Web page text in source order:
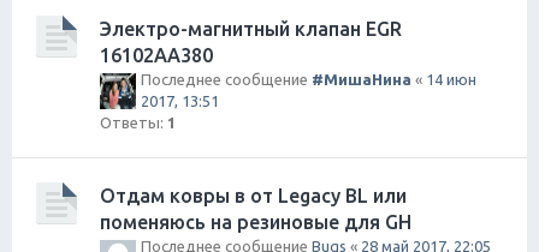
Электро-магнитный клапан EGR
16102AA380
Последнее сообщение #МишаНина « 14 июн
2017, 13:51
Ответы: 1
Отдам ковры в от Legacy BL или
поменяюсь на резиновые для GH
Последнее сообщение Bugs « 28 май 2017, 22:05